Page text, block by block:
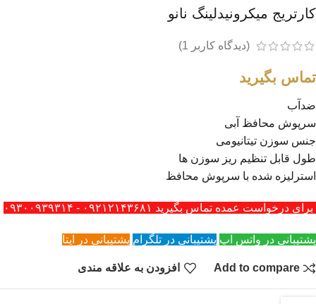
کارتریج میکرونیدلینگ نانو
(دیدگاه کاربر 1
)
تماس بگیرید
ضدآب
سرپوش محافظ آبی
جنس سوزن تیتانیومی
طول قابل تنظیم ریز سوزن ها
استرلیزه شده با سرپوش محافظ
برای درخواست عمده تماس بگیرید ۰۹۲۱۲۱۴۳۶۸۱ - ۰۹۳۰۰۹۳۹۳۱۴
پشتیبانی در واتس اپ پشتیبانی در تلگرام پشتیبانی در ایتا
Add to compare افزودن به علاقه مندی